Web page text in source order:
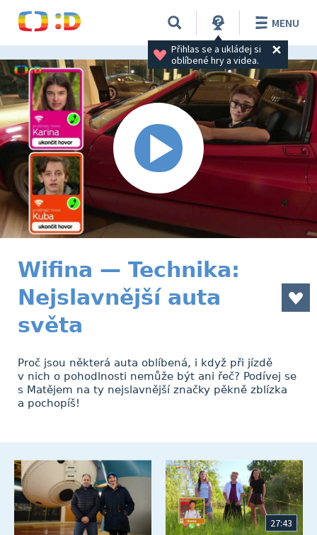
Přihlas se a ukládej si
oblíbené hry a videa.
MENU
Wifina — Technika:
Nejslavnější auta
světa
Proč jsou některá auta oblíbená, i když při jízdě
v nich o pohodlnosti nemůže být ani řeč? Podívej se
s Matějem na ty nejslavnější značky pěkně zblízka
a pochopíš!
27:43